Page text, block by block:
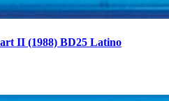
II (1988) BD25 Latino